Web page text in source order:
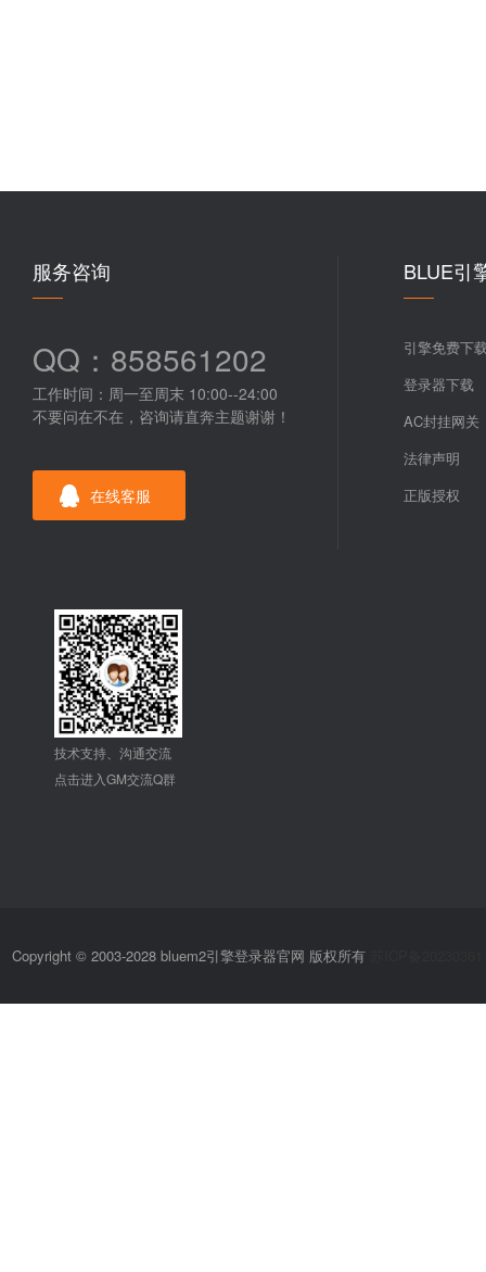
服务咨询
QQ：858561202
工作时间：周一至周末 10:00--24:00
不要问在不在，咨询请直奔主题谢谢！
在线客服
BLUE引
引擎免费下
登录器下载
AC封挂网关
法律声明
正版授权
技术支持、沟通交流
点击进入GM交流Q群
Copyright © 2003-2028 bluem2引擎登录器官网 版权所有